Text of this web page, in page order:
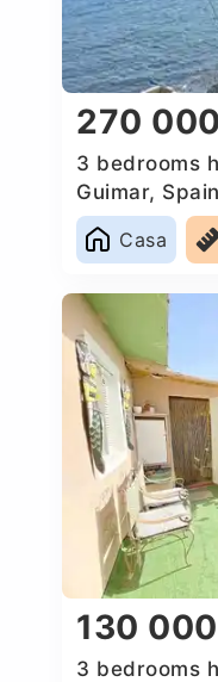
270
3 bedrooms
Guimar, Spain
Casa
130
3 bedrooms